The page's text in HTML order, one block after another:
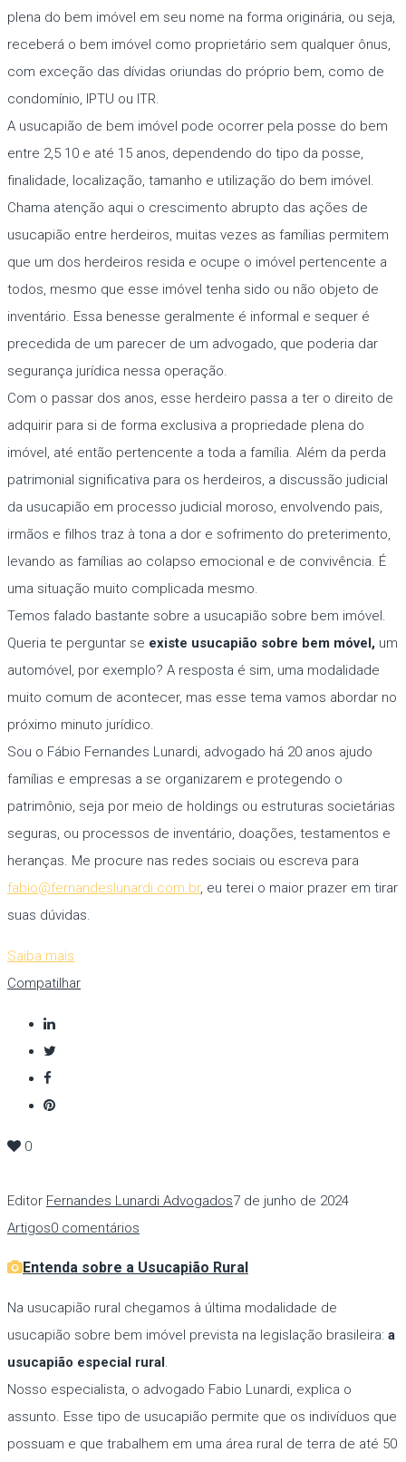
plena do bem imóvel em seu nome na forma originária, ou seja,
receberá o bem imóvel como proprietário sem qualquer ônus,
com exceção das dívidas oriundas do próprio bem, como de
condomínio, IPTU ou ITR.
A usucapião de bem imóvel pode ocorrer pela posse do bem
entre 2,5 10 e até 15 anos, dependendo do tipo da posse,
finalidade, localização, tamanho e utilização do bem imóvel.
Chama atenção aqui o crescimento abrupto das ações de
usucapião entre herdeiros, muitas vezes as famílias permitem
que um dos herdeiros resida e ocupe o imóvel pertencente a
todos, mesmo que esse imóvel tenha sido ou não objeto de
inventário. Essa benesse geralmente é informal e sequer é
precedida de um parecer de um advogado, que poderia dar
segurança jurídica nessa operação.
Com o passar dos anos, esse herdeiro passa a ter o direito de
adquirir para si de forma exclusiva a propriedade plena do
imóvel, até então pertencente a toda a família. Além da perda
patrimonial significativa para os herdeiros, a discussão judicial
da usucapião em processo judicial moroso, envolvendo pais,
irmãos e filhos traz à tona a dor e sofrimento do preterimento,
levando as famílias ao colapso emocional e de convivência. É
uma situação muito complicada mesmo.
Temos falado bastante sobre a usucapião sobre bem imóvel.
Queria te perguntar se existe usucapião sobre bem móvel, um
automóvel, por exemplo? A resposta é sim, uma modalidade
muito comum de acontecer, mas esse tema vamos abordar no
próximo minuto jurídico.
Sou o Fábio Fernandes Lunardi, advogado há 20 anos ajudo
famílias e empresas a se organizarem e protegendo o
patrimônio, seja por meio de holdings ou estruturas societárias
seguras, ou processos de inventário, doações, testamentos e
heranças. Me procure nas redes sociais ou escreva para
fabio@fernandeslunardi.com.br, eu terei o maior prazer em tirar
suas dúvidas.
Saiba mais
Compatilhar
0
Editor Fernandes Lunardi Advogados7 de junho de 2024
Artigos0 comentários
Entenda sobre a Usucapião Rural
Na usucapião rural chegamos à última modalidade de
usucapião sobre bem imóvel prevista na legislação brasileira: a
usucapião especial rural.
Nosso especialista, o advogado Fabio Lunardi, explica o
assunto. Esse tipo de usucapião permite que os indivíduos que
possuam e que trabalhem em uma área rural de terra de até 50